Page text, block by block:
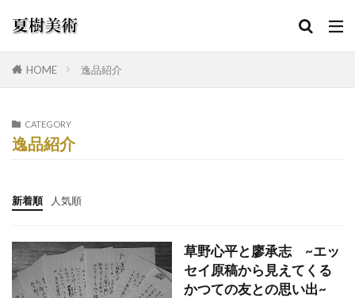
HOME 逸品紹介
CATEGORY
逸品紹介
新着順 人気順
草野心平と廖承志 ~エッ
セイ原稿から見えてくる
かつての友との思い出~
カテゴリー